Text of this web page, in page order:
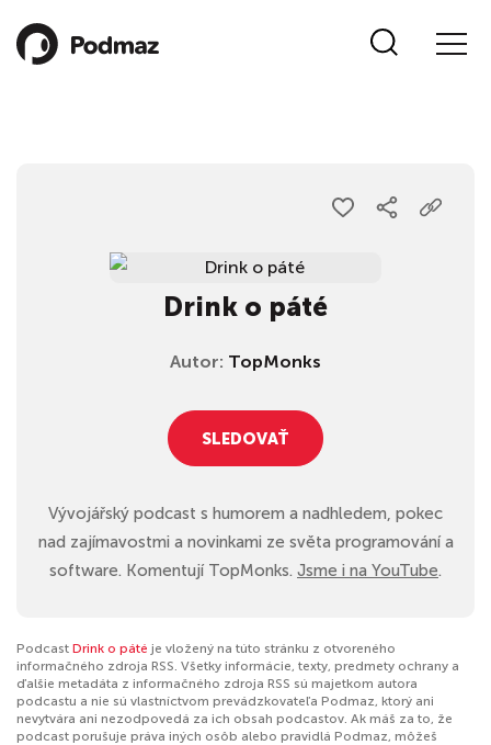
Drink o páté
Autor: TopMonks
SLEDOVAŤ
Vývojářský podcast s humorem a nadhledem, pokec
nad zajímavostmi a novinkami ze světa programování a
software. Komentují TopMonks. ⁠Jsme i na YouTube.
Podcast Drink o páté je vložený na túto stránku z otvoreného
informačného zdroja RSS. Všetky informácie, texty, predmety ochrany a
ďalšie metadáta z informačného zdroja RSS sú majetkom autora
podcastu a nie sú vlastníctvom prevádzkovateľa Podmaz, ktorý ani
nevytvára ani nezodpovedá za ich obsah podcastov. Ak máš za to, že
podcast porušuje práva iných osôb alebo pravidlá Podmaz, môžeš